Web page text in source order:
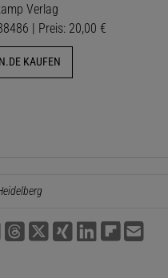
Verlag
| Preis: 20,00 €
KAUFEN